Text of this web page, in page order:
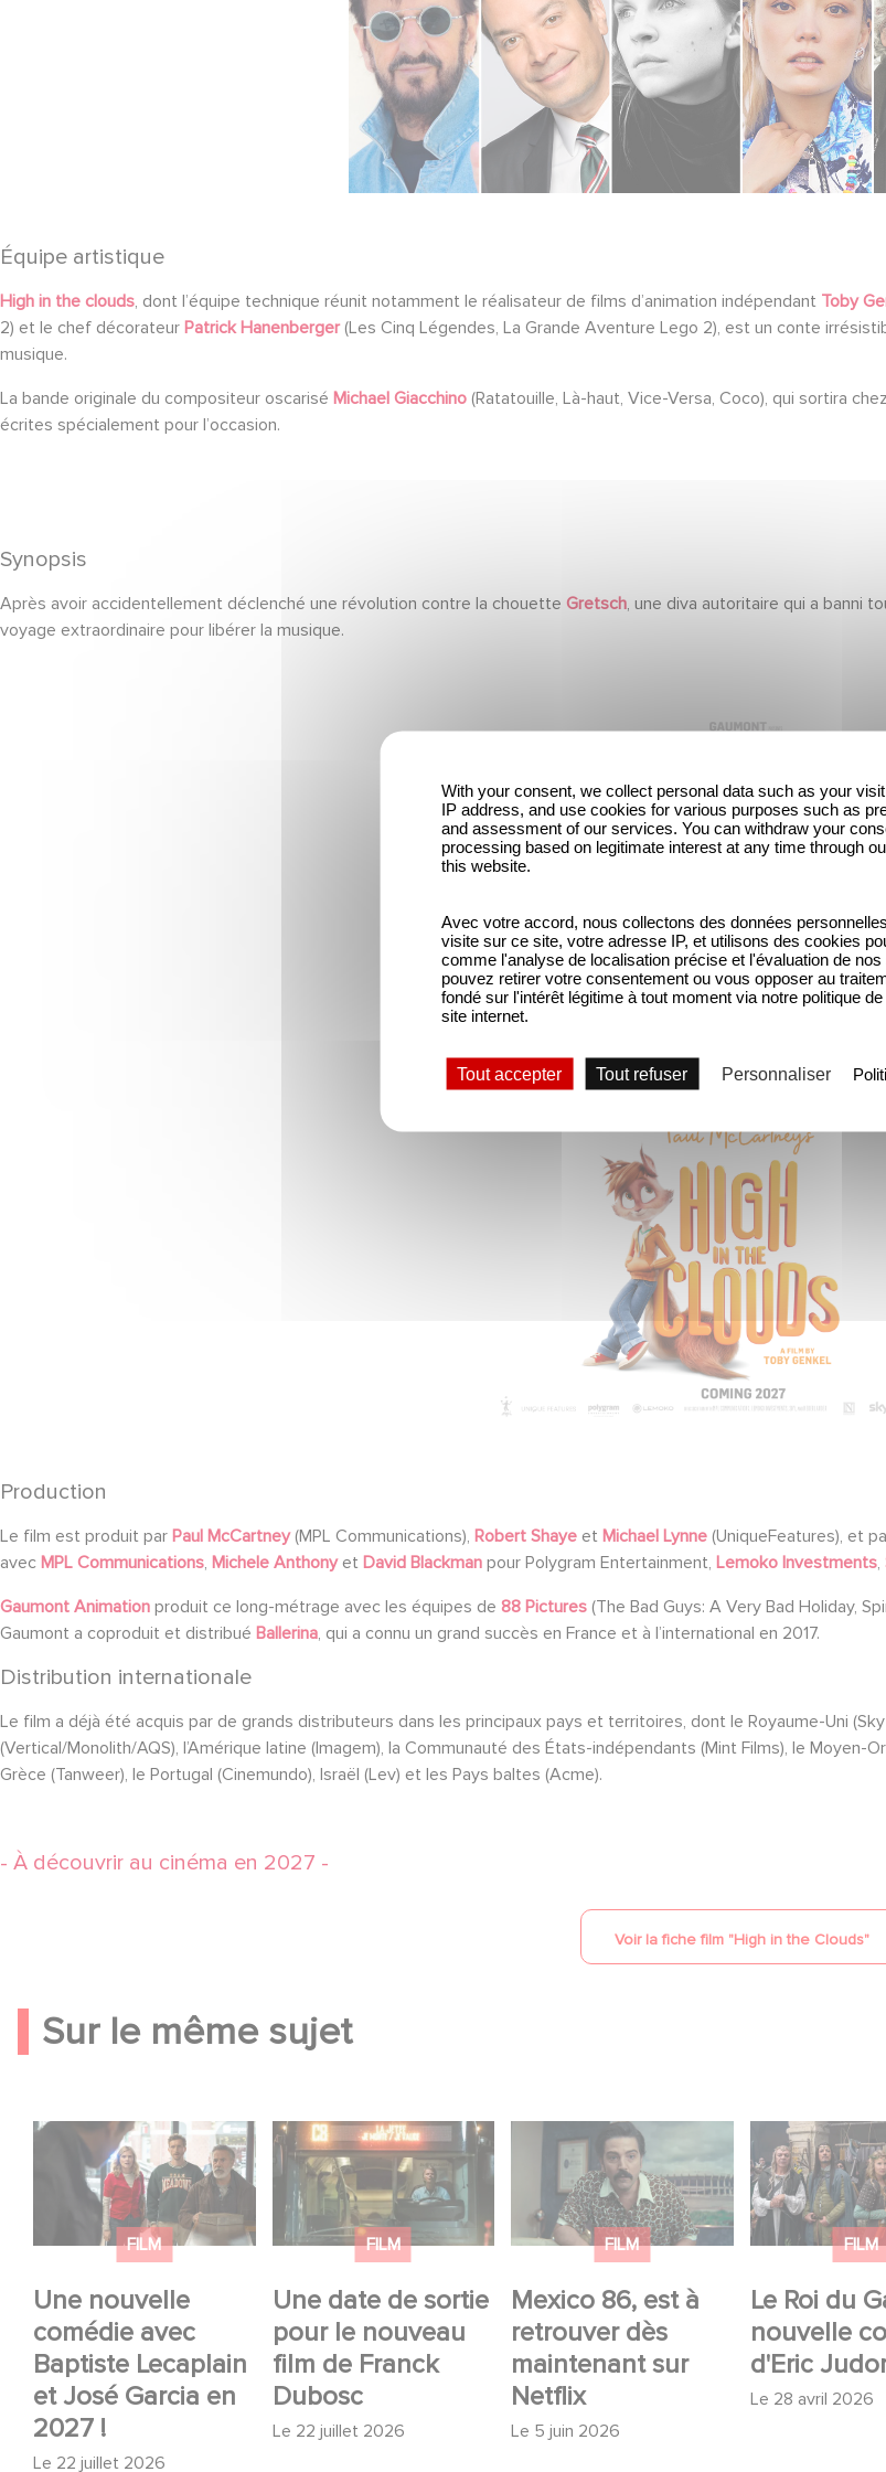
Équipe artistique
High in the clouds, dont l’équipe technique réunit notamment le réalisateur de films d’animation indépendant Toby
2) et le chef décorateur Patrick Hanenberger(Les Cinq Légendes, La Grande Aventure Lego 2), est un conte
musique.
La bande originale du compositeur oscarisé Michael Giacchino (Ratatouille, Là-haut, Vice-Versa, Coco), qui sortira chez
écrites spécialement pour l’occasion.
Synopsis
Après avoir accidentellement déclenché une révolution contre la chouette Gretsch, une diva autoritaire qui a banni
voyage extraordinaire pour libérer la musique.
Production
Le film est produit par Paul McCartney(MPL Communications), Robert Shaye et Michael Lynne (UniqueFeatures), et
avec MPL Communications, Michele Anthonyet David Blackman pour Polygram Entertainment, Lemoko Investments,
Gaumont Animation produit ce long-métrage avec les équipes de 88 Pictures (The Bad Guys: A Very Bad Holiday,
Gaumont a coproduit et distribué Ballerina, qui a connu un grand succès en France et à l’international en 2017.
Distribution internationale
Le film a déjà été acquis par de grands distributeurs dans les principaux pays et territoires, dont le Royaume-Uni (Sky
(Vertical/Monolith/AQS), l’Amérique latine (Imagem), la Communauté des États-indépendants (Mint Films), le Moyen-
Grèce (Tanweer), le Portugal (Cinemundo), Israël (Lev) et les Pays baltes (Acme).
- À découvrir au cinéma en 2027 -
Voir la fiche film "High in the Clouds"
Sur le même sujet
FILM
Une nouvelle
comédie avec
Baptiste Lecaplain
et José Garcia en
2027 !
Le 22 juillet 2026
Une nouvelle comédie
avec Baptiste
Lecaplain et José
Garcia en 2027 !
FILM
Une date de sortie
pour le nouveau
film de Franck
Dubosc
Le 22 juillet 2026
Une date de sortie
pour le nouveau film
de Franck Dubosc
FILM
Mexico 86, est à
retrouver dès
maintenant sur
Netflix
Le 5 juin 2026
Mexico 86, est à
retrouver dès
maintenant sur Netflix
FILM
Le Roi du
nouvelle
d'Eric
Le 28 avril 2026
Le Roi du
nouvelle
d'Eric Judor
With your consent, we collect personal data such as your
IP address, and use cookies for various purposes such as
and assessment of our services. You can withdraw your
processing based on legitimate interest at any time through
this website.
Avec votre accord, nous collectons des données
visite sur ce site, votre adresse IP, et utilisons des cookies
comme l'analyse de localisation précise et l'évaluation de
pouvez retirer votre consentement ou vous opposer au
fondé sur l'intérêt légitime à tout moment via notre politique
site internet.
Tout accepter Tout refuser Personnaliser